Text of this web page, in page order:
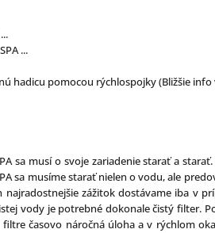
...
hadicu pomocou rýchlospojky (Bližšie info
sa musí o svoje zariadenie starať a
sa musíme starať nielen o vodu, ale
zážitok dostávame iba v
vody je potrebné dokonale čistý filter.
časovo náročná úloha a v rýchlom